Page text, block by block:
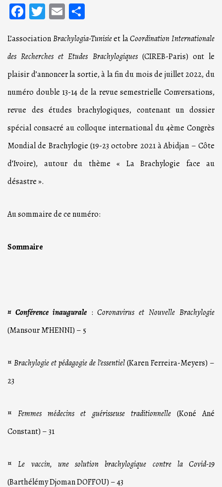
Facebook
Twitter
Email
L’associationBrachylogia-Tunisieet laCoordination Internationale
des Recherches et Etudes Brachylogiques(CIREB-Paris) ont le
plaisir d’annoncer la sortie, à la fin du mois de juillet 2022, du
numéro double 13-14 de la revue semestrielle Conversations,
revue des études brachylogiques, contenant un dossier
spécial consacré au colloque international du 4ème Congrès
Mondial de Brachylogie (19-23 octobre 2021 à Abidjan – Côte
d’Ivoire), autour du thème « La Brachylogie face au
désastre ».
Au sommaire de ce numéro:
Sommaire
¤ Conférence inaugurale:Coronavirus et Nouvelle Brachylogie
(Mansour M’HENNI) – 5
¤ Brachylogie et pédagogie de l’essentiel(Karen Ferreira-Meyers) –
23
¤Femmes médecins et guérisseuse traditionnelle(Koné Ané
Constant) – 31
¤Le vaccin, une solution brachylogique contre la Covid-19
(Barthélémy Djoman DOFFOU) – 43